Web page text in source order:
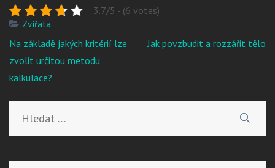
3.7/5 - (6 votes)
Zvířata
Navigace
pro
příspěvek
Na základě jakých kritérií lze
zvolit určitou metodu
kalkulace?
Jak povzbudit a rozzářit tělo